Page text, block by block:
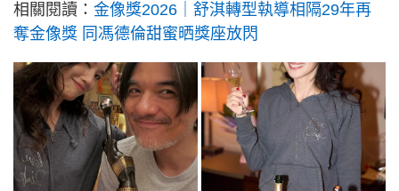
相關閱讀： 金像獎2026｜舒淇轉型執導相隔29年再
奪金像獎 同馮德倫甜蜜晒獎座放閃